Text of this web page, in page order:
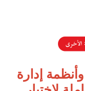
الفرق بين IBM Maximo وأنظمة إدارة